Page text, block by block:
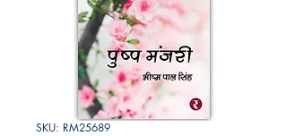
SKU: RM25689